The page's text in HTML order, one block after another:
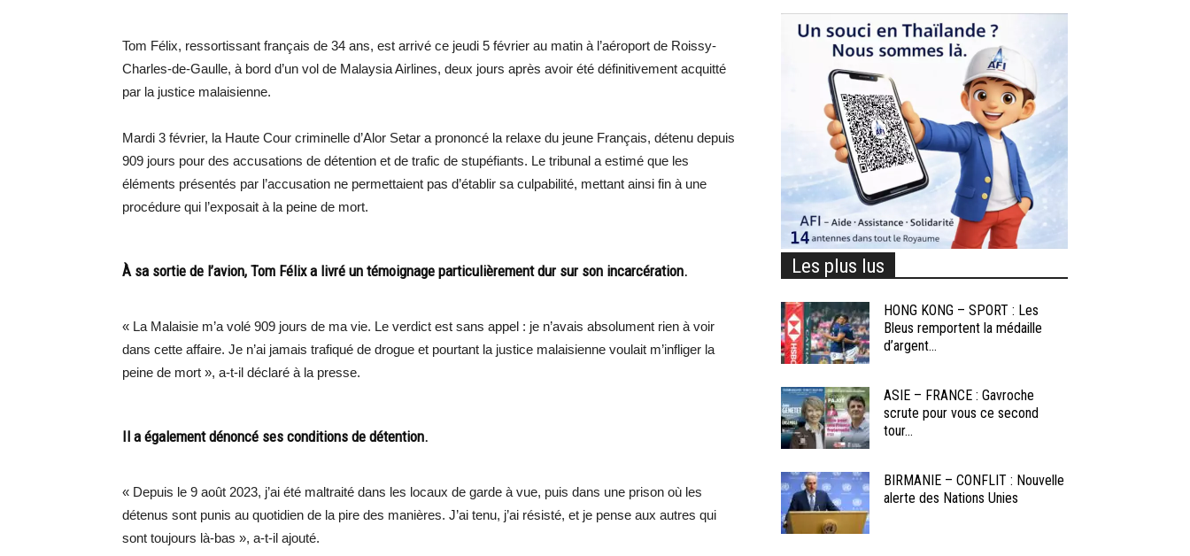
Tom Félix, ressortissant français de 34 ans, est arrivé ce jeudi 5 février au matin à l’aéroport de Roissy-
Charles-de-Gaulle, à bord d’un vol de Malaysia Airlines, deux jours après avoir été définitivement acquitté
par la justice malaisienne.
Mardi 3 février, la Haute Cour criminelle d’Alor Setar a prononcé la relaxe du jeune Français, détenu depuis
909 jours pour des accusations de détention et de trafic de stupéfiants. Le tribunal a estimé que les
éléments présentés par l’accusation ne permettaient pas d’établir sa culpabilité, mettant ainsi fin à une
procédure qui l’exposait à la peine de mort.
À sa sortie de l’avion, Tom Félix a livré un témoignage particulièrement dur sur son incarcération.
« La Malaisie m’a volé 909 jours de ma vie. Le verdict est sans appel : je n’avais absolument rien à voir
dans cette affaire. Je n’ai jamais trafiqué de drogue et pourtant la justice malaisienne voulait m’infliger la
peine de mort », a-t-il déclaré à la presse.
Il a également dénoncé ses conditions de détention.
« Depuis le 9 août 2023, j’ai été maltraité dans les locaux de garde à vue, puis dans une prison où les
détenus sont punis au quotidien de la pire des manières. J’ai tenu, j’ai résisté, et je pense aux autres qui
sont toujours là-bas », a-t-il ajouté.
Les plus lus
HONG KONG – SPORT : Les
Bleus remportent la médaille
d’argent...
ASIE – FRANCE : Gavroche
scrute pour vous ce second
tour...
BIRMANIE – CONFLIT : Nouvelle
alerte des Nations Unies